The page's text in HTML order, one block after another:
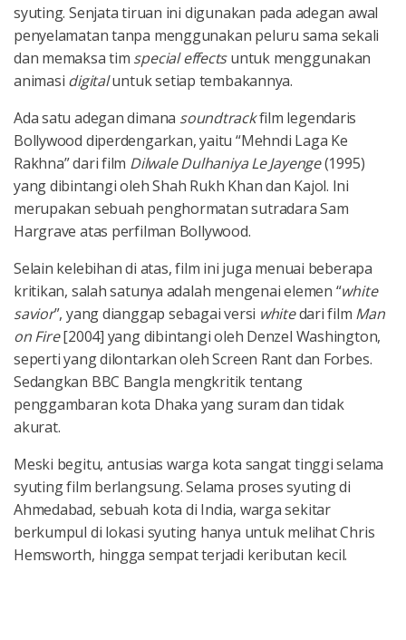
syuting. Senjata tiruan ini digunakan pada adegan awal
penyelamatan tanpa menggunakan peluru sama sekali
dan memaksa tim special effectsuntuk menggunakan
animasi digitaluntuk setiap tembakannya.
Ada satu adegan dimana soundtrackfilm legendaris
Bollywood diperdengarkan, yaitu “Mehndi Laga Ke
Rakhna” dari film Dilwale Dulhaniya Le Jayenge(1995)
yang dibintangi oleh Shah Rukh Khan dan Kajol. Ini
merupakan sebuah penghormatan sutradara Sam
Hargrave atas perfilman Bollywood.
Selain kelebihan di atas, film ini juga menuai beberapa
kritikan, salah satunya adalah mengenai elemen “white
savior”, yang dianggap sebagai versi whitedari film Man
on Fire[2004] yang dibintangi oleh Denzel Washington,
seperti yang dilontarkan oleh Screen Rant dan Forbes.
Sedangkan BBC Bangla mengkritik tentang
penggambaran kota Dhaka yang suram dan tidak
akurat.
Meski begitu, antusias warga kota sangat tinggi selama
syuting film berlangsung. Selama proses syuting di
Ahmedabad, sebuah kota di India, warga sekitar
berkumpul di lokasi syuting hanya untuk melihat Chris
Hemsworth, hingga sempat terjadi keributan kecil.